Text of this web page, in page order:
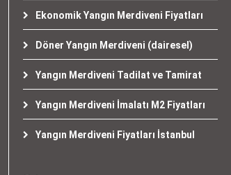
Ekonomik Yangın Merdiveni Fiyatları
Döner Yangın Merdiveni (dairesel)
Yangın Merdiveni Tadilat ve Tamirat
Yangın Merdiveni İmalatı M2 Fiyatları
Yangın Merdiveni Fiyatları İstanbul